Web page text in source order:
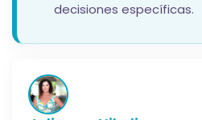
decisiones específicas.